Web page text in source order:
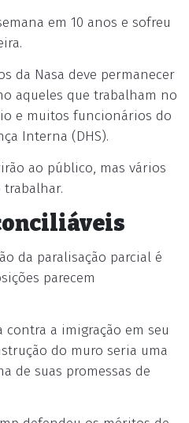
em 10 anos e sofreu
da Nasa deve permanecer
aqueles que trabalham no
e muitos funcionários do
Interna (DHS).
ao público, mas vários
trabalhar.
da paralisação parcial é
parecem
a imigração em seu
do muro seria uma
de suas promessas de